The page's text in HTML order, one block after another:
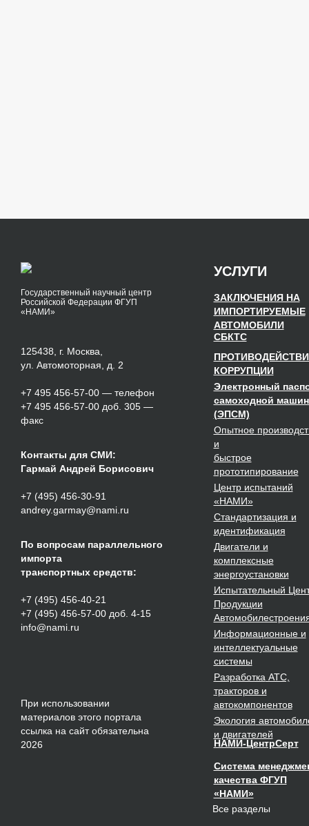
Государственный научный центр
Российской Федерации ФГУП
«НАМИ»
125438, г. Москва,
ул. Автомоторная, д. 2
+7 495 456-57-00 — телефон
+7 495 456-57-00 доб. 305 —
факс
Контакты для СМИ:
Гармай Андрей Борисович
+7 (495) 456-30-91
andrey.garmay@nami.ru
По вопросам параллельного
импорта
транспортных средств:
+7 (495) 456-40-21
+7 (495) 456-57-00 доб. 4-15
info@nami.ru
При использовании
материалов этого портала
ссылка на сайт обязательна
2026
УСЛУГИ
ЗАКЛЮЧЕНИЯ НА
ИМПОРТИРУЕМЫЕ
АВТОМОБИЛИ
СБКТС
КОРРУПЦИИ
Электронный
самоходной
(ЭПСМ)
Опытное
и
быстрое
прототипирование
Центр испытаний
«НАМИ»
Стандартизация и
идентификация
Двигатели и
комплексные
энергоустановки
Испытательный
Продукции
Информационные и
интеллектуальные
системы
Разработка АТС,
тракторов и
автокомпонентов
Экология
и двигателей
НАМИ-ЦентрСерт
Система
качества ФГУП
«НАМИ»
Все разделы